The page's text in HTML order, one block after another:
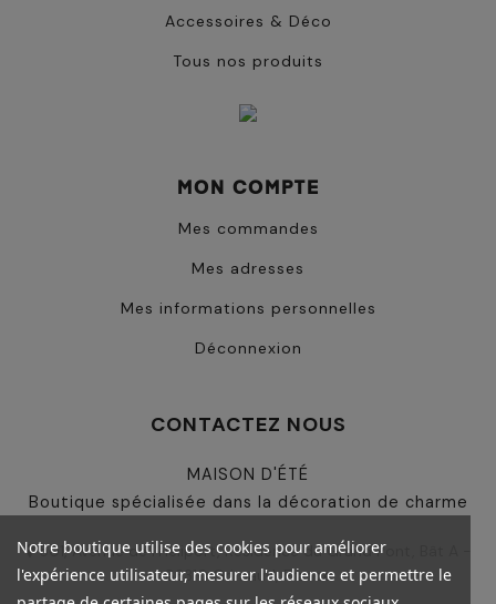
Notre boutique utilise des cookies pour améliorer
l'expérience utilisateur, mesurer l'audience et permettre le
Accessoires & Déco
Tous nos produits
MON COMPTE
Mes commandes
Mes adresses
Mes informations personnelles
Déconnexion
CONTACTEZ NOUS
MAISON D'ÉTÉ
Boutique spécialisée dans la décoration de charme
501, Avenue de l'Héliport, Résidence du Grand Pont, Bât A -
83310 Grimaud, France